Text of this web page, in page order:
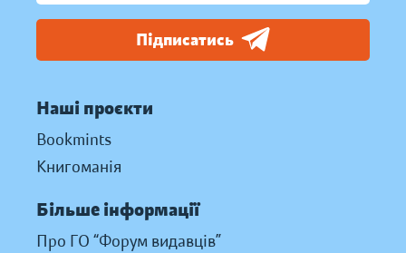
Підписатись
Наші проєкти
Bookmints
Книгоманія
Більше інформації
Про ГО “Форум видавців”